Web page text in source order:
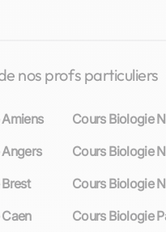
connaissances et
mesure adaptée aux
profils d’élèves
nos profs particuliers
Cours Biologie
Cours Biologie
Cours Biologie
Cours Biologie